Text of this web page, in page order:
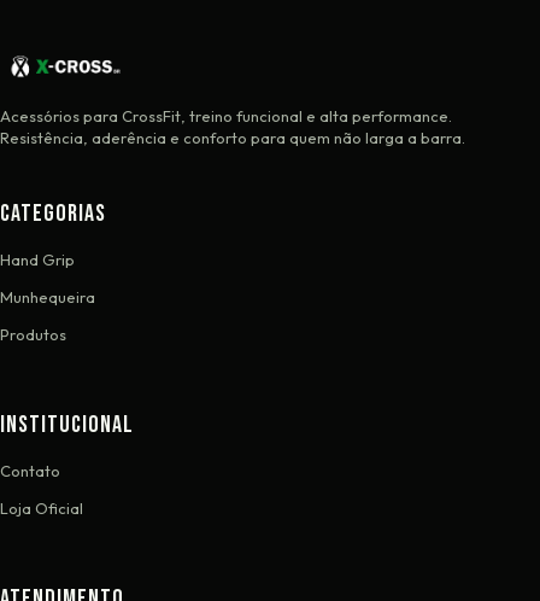
Acessórios para CrossFit, treino funcional e alta performance.
Resistência, aderência e conforto para quem não larga a barra.
CATEGORIAS
Hand Grip
Munhequeira
Produtos
INSTITUCIONAL
Contato
Loja Oficial